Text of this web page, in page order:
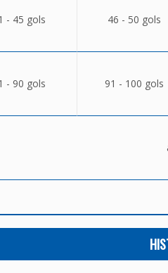
- 45 gols 46 - 50 gols
- 90 gols 91 - 100 gols